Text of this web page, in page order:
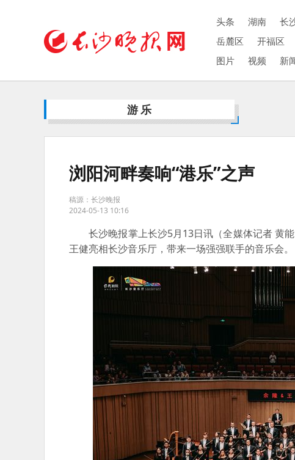
头条 湖南 长
岳麓区
开福区
图片
视频 新
游乐
浏阳河畔奏响“港乐”之声
稿源：长沙晚报
2024-05-13 10:16
长沙晚报掌上长沙5月13日讯（全媒体记者 黄能
王健亮相长沙音乐厅，带来一场强强联手的音乐会。